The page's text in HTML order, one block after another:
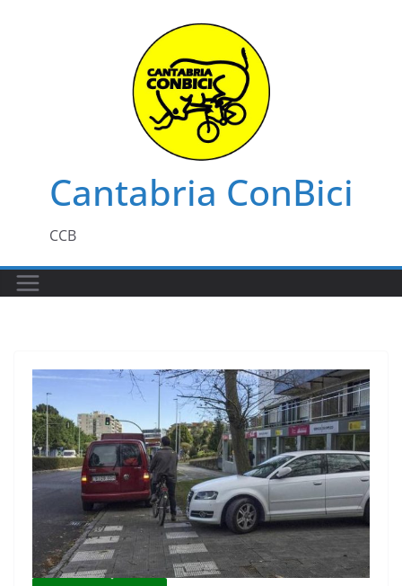
Cantabria ConBici
CCB